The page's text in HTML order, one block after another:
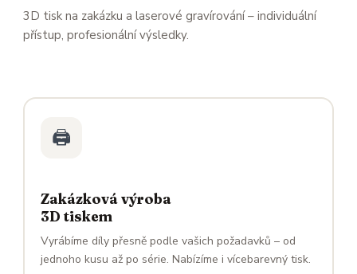
3D tisk na zakázku a laserové gravírování – individuální
přístup, profesionální výsledky.
🖨️
Zakázková výroba
3D tiskem
Vyrábíme díly přesně podle vašich požadavků – od
jednoho kusu až po série. Nabízíme i vícebarevný tisk.